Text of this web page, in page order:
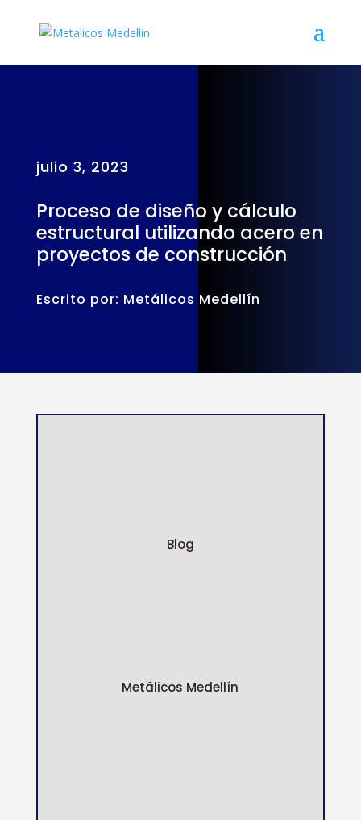
julio 3, 2023
Proceso de diseño y cálculo
estructural utilizando acero en
proyectos de construcción
Escrito por: Metálicos Medellín
Blog
Metálicos Medellín